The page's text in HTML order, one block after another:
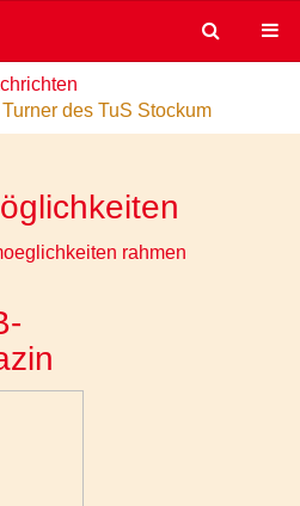
des TuS Stockum